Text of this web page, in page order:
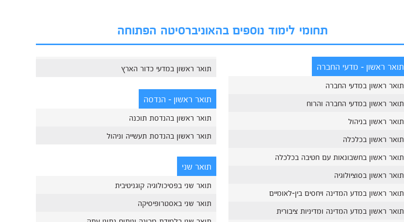
תחומי לימוד נוספים בהאוניברסיטה הפתוחה
תואר ראשון - מדעי החברה
תואר ראשון במדעי החברה
תואר ראשון במדעי החברה והרוח
תואר ראשון בניהול
תואר ראשון בכלכלה
תואר ראשון בחשבונאות עם חטיבה בכלכלה
תואר ראשון בסוציולוגיה
תואר ראשון במדע המדינה ויחסים בין-לאומיים
תואר ראשון במדע המדינה ומדיניות ציבורית
תואר ראשון במדעי כדור הארץ
תואר ראשון - הנדסה
תואר ראשון בהנדסת תוכנה
תואר ראשון בהנדסת תעשייה וניהול
תואר שני
תואר שני בפסיכולוגיה קוגניטיבית
תואר שני באסטרופיסיקה